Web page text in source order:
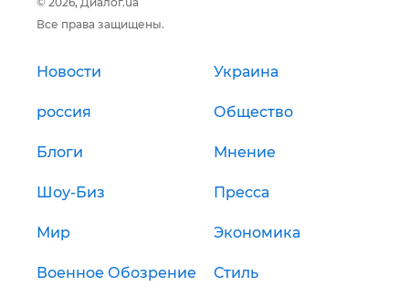
Все права защищены.
Новости Украина
россия Общество
Блоги Мнение
Шоу-Биз Пресса
Мир Экономика
Военное Обозрение Стиль